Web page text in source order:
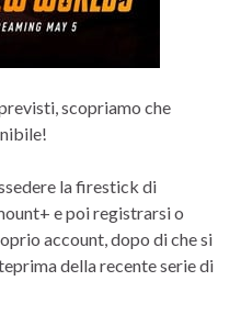
scopriamo che
la firestick di
e poi registrarsi o
account, dopo di che si
della recente serie di